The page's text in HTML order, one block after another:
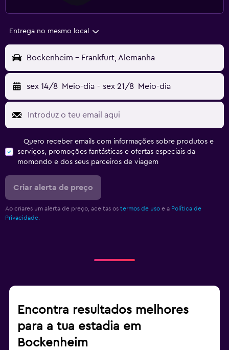
Entrega no mesmo local
Bockenheim - Frankfurt, Alemanha
sex 14/8 Meio-dia - sex 21/8 Meio-dia
Quero receber emails com informações sobre produtos e
serviços, promoções fantásticas e ofertas especiais da
momondo e dos seus parceiros de viagem
Criar alerta de preço
Ao criares um alerta de preço, aceitas os termos de uso e a Política de
Privacidade.
Encontra resultados melhores
para a tua estadia em
Bockenheim